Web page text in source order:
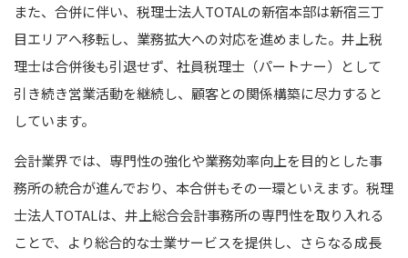
また、合併に伴い、税理士法人TOTALの新宿本部は新宿三丁
目エリアへ移転し、業務拡大への対応を進めました。井上税
理士は合併後も引退せず、社員税理士（パートナー）として
引き続き営業活動を継続し、顧客との関係構築に尽力すると
しています。
会計業界では、専門性の強化や業務効率向上を目的とした事
務所の統合が進んでおり、本合併もその一環といえます。税理
士法人TOTALは、井上総合会計事務所の専門性を取り入れる
ことで、より総合的な士業サービスを提供し、さらなる成長